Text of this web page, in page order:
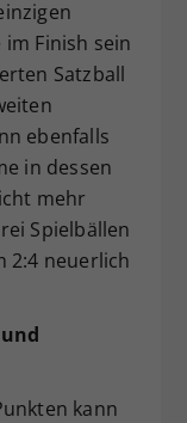
Finish sein
Satzball
ebenfalls
in dessen
mehr
Spielbällen
2:4 neuerlich
kann